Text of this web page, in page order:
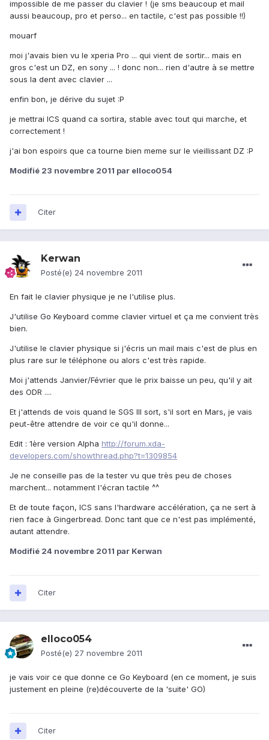
impossible de me passer du clavier ! (je sms beaucoup et mail
aussi beaucoup, pro et perso... en tactile, c'est pas possible !!)
mouarf
moi j'avais bien vu le xperia Pro ... qui vient de sortir... mais en
gros c'est un DZ, en sony ... ! donc non... rien d'autre à se mettre
sous la dent avec clavier ...
enfin bon, je dérive du sujet :P
je mettrai ICS quand ca sortira, stable avec tout qui marche, et
correctement !
j'ai bon espoirs que ca tourne bien meme sur le vieillissant DZ :P
Modifié 23 novembre 2011 par elloco054
Citer
Kerwan
Posté(e) 24 novembre 2011
En fait le clavier physique je ne l'utilise plus.
J'utilise Go Keyboard comme clavier virtuel et ça me convient très
bien.
J'utilise le clavier physique si j'écris un mail mais c'est de plus en
plus rare sur le téléphone ou alors c'est très rapide.
Moi j'attends Janvier/Février que le prix baisse un peu, qu'il y ait
des ODR ....
Et j'attends de vois quand le SGS III sort, s'il sort en Mars, je vais
peut-être attendre de voir ce qu'il donne...
Edit : 1ère version Alpha http://forum.xda-
developers.com/showthread.php?t=1309854
Je ne conseille pas de la tester vu que très peu de choses
marchent... notamment l'écran tactile ^^
Et de toute façon, ICS sans l'hardware accélération, ça ne sert à
rien face à Gingerbread. Donc tant que ce n'est pas implémenté,
autant attendre.
Modifié 24 novembre 2011 par Kerwan
Citer
elloco054
Posté(e) 27 novembre 2011
je vais voir ce que donne ce Go Keyboard (en ce moment, je suis
justement en pleine (re)découverte de la 'suite' GO)
Citer